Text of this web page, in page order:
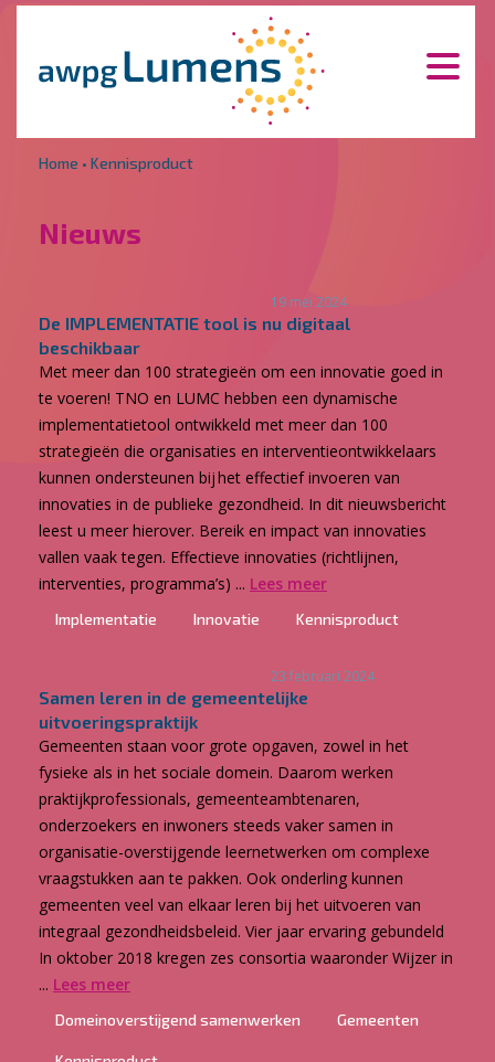
Home • Kennisproduct
Nieuws
19 mei 2024
De IMPLEMENTATIE tool is nu digitaal
beschikbaar
Met meer dan 100 strategieën om een innovatie goed in
te voeren! TNO en LUMC hebben een dynamische
implementatietool ontwikkeld met meer dan 100
strategieën die organisaties en interventieontwikkelaars
kunnen ondersteunen bij het effectief invoeren van
innovaties in de publieke gezondheid. In dit nieuwsbericht
leest u meer hierover. Bereik en impact van innovaties
vallen vaak tegen. Effectieve innovaties (richtlijnen,
interventies, programma’s) ... Lees meer
Implementatie Innovatie Kennisproduct
23 februari 2024
Samen leren in de gemeentelijke
uitvoeringspraktijk
Gemeenten staan voor grote opgaven, zowel in het
fysieke als in het sociale domein. Daarom werken
praktijkprofessionals, gemeenteambtenaren,
onderzoekers en inwoners steeds vaker samen in
organisatie-overstijgende leernetwerken om complexe
vraagstukken aan te pakken. Ook onderling kunnen
gemeenten veel van elkaar leren bij het uitvoeren van
integraal gezondheidsbeleid. Vier jaar ervaring gebundeld
In oktober 2018 kregen zes consortia waaronder Wijzer in
... Lees meer
Domeinoverstijgend samenwerken Gemeenten